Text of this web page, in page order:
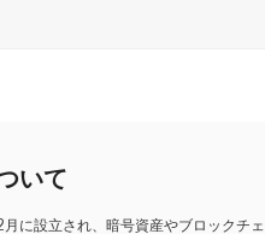
いて
に設立され、暗号資産やブロックチェ